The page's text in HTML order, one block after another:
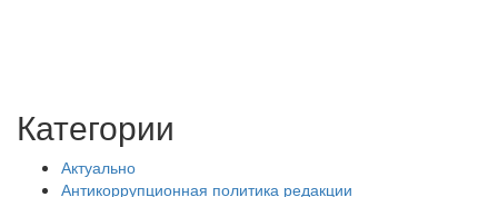
Категории
Актуально
Антикоррупционная политика редакции